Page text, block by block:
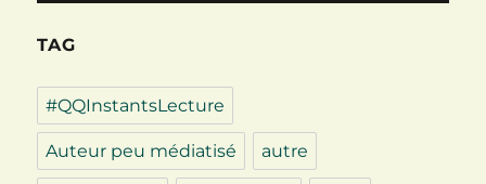
TAG
#QQInstantsLecture
Auteur peu médiatisé autre